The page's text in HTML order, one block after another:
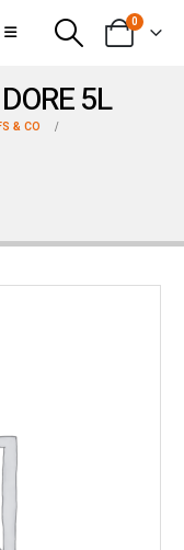
0
5L
& CO